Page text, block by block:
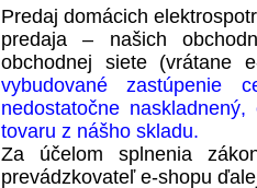
Predaj domácich
predaja – našich
obchodnej siete (vrátane
vybudované zastúpenie
nedostatočne
tovaru z nášho skladu.
Za účelom splnenia
prevádzkovateľ e-shopu